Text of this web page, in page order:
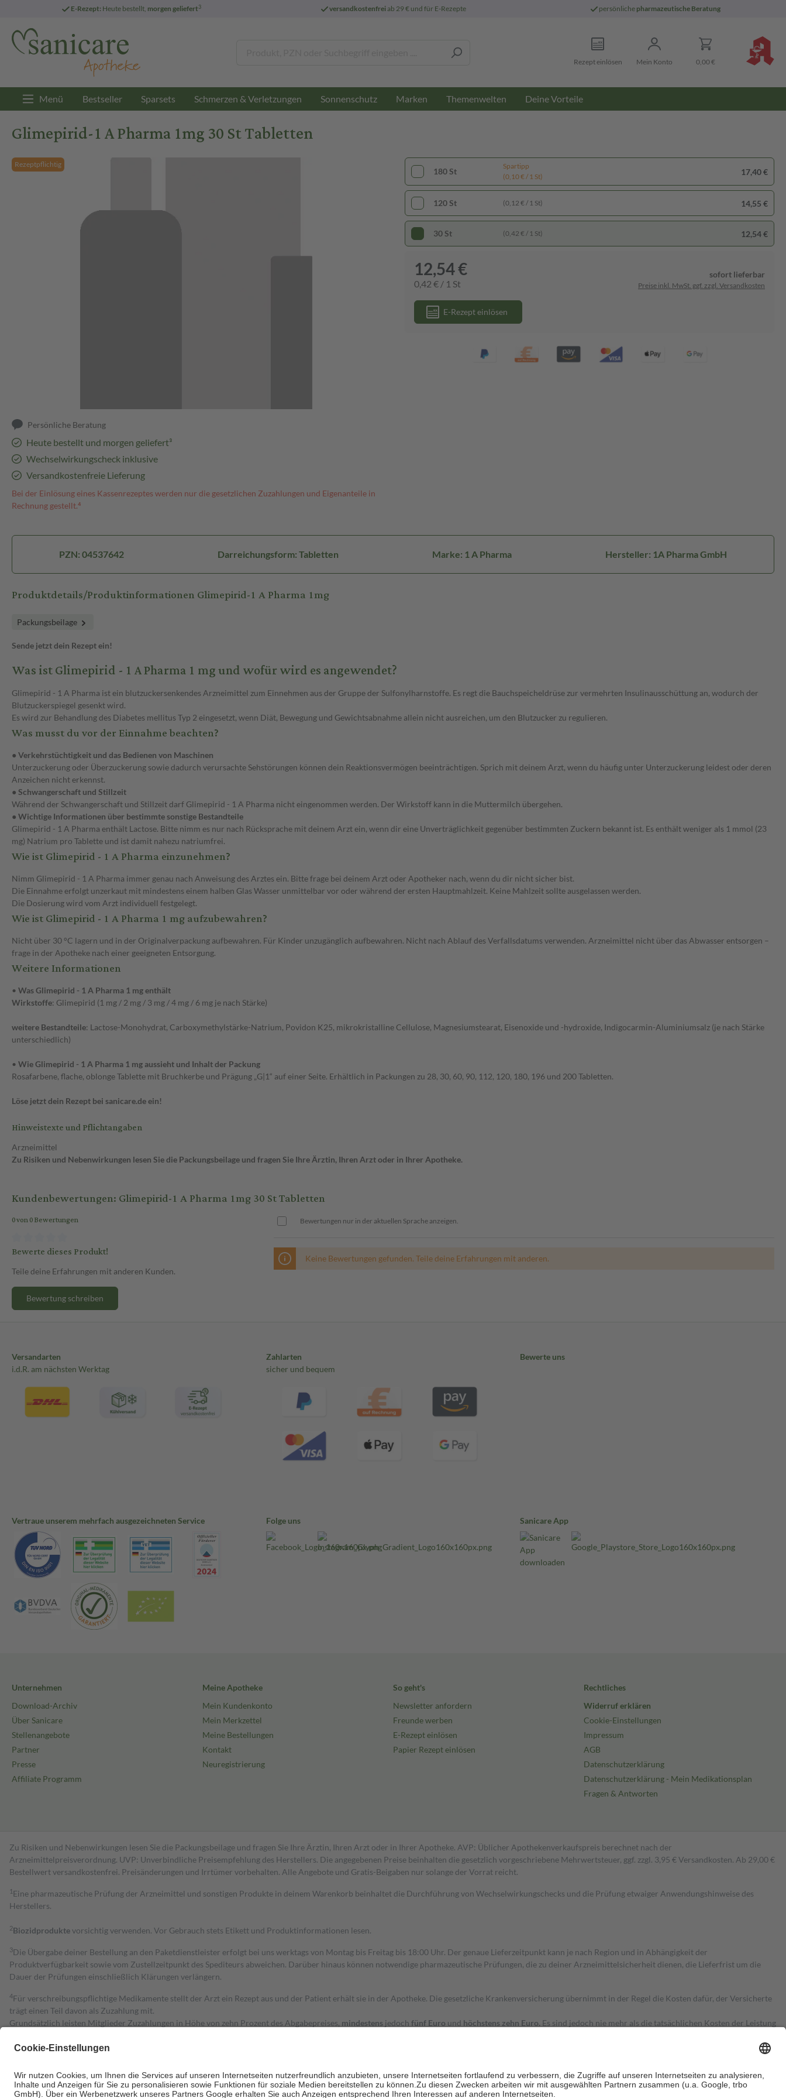
E-Rezept: Heute bestellt, morgen geliefert3 versandkostenfreiab 29 € und für E-Rezepte persönliche pharmazeutische Beratung
Rezept einlösen Mein Konto 0,00 €
Menü Bestseller Sparsets Schmerzen & Verletzungen Sonnenschutz Marken Themenwelten Deine Vorteile
Glimepirid-1 A Pharma 1mg 30 St Tabletten
Rezeptpflichtig
Persönliche Beratung
Heute bestellt und morgen geliefert³
Wechselwirkungscheck inklusive
Versandkostenfreie Lieferung
Bei der Einlösung eines Kassenrezeptes werden nur die gesetzlichen Zuzahlungen und Eigenanteile in
Rechnung gestellt.⁴
180 St
Spartipp
(0,10 € / 1 St)
17,40 €
120 St (0,12 € / 1 St) 14,55 €
30 St (0,42 € / 1 St) 12,54 €
12,54 €
0,42 € / 1 St
sofort lieferbar
Preise inkl. MwSt. ggf. zzgl. Versandkosten
E-Rezept einlösen
PZN: 04537642 Darreichungsform: Tabletten Marke: 1 A Pharma Hersteller: 1A Pharma GmbH
Produktdetails/Produktinformationen Glimepirid-1 A Pharma 1mg
Packungsbeilage
Sende jetzt dein Rezept ein!
Was ist Glimepirid - 1 A Pharma 1 mg und wofür wird es angewendet?
Glimepirid - 1 A Pharma ist ein blutzuckersenkendes Arzneimittel zum Einnehmen aus der Gruppe der Sulfonylharnstoffe. Es regt die Bauchspeicheldrüse zur vermehrten Insulinausschüttung an, wodurch der
Blutzuckerspiegel gesenkt wird.
Es wird zur Behandlung des Diabetes mellitus Typ 2 eingesetzt, wenn Diät, Bewegung und Gewichtsabnahme allein nicht ausreichen, um den Blutzucker zu regulieren.
Was musst du vor der Einnahme beachten?
● Verkehrstüchtigkeit und das Bedienen von Maschinen
Unterzuckerung oder Überzuckerung sowie dadurch verursachte Sehstörungen können dein Reaktionsvermögen beeinträchtigen. Sprich mit deinem Arzt, wenn du häufig unter Unterzuckerung leidest oder deren
Anzeichen nicht erkennst.
● Schwangerschaft und Stillzeit
Während der Schwangerschaft und Stillzeit darf Glimepirid - 1 A Pharma nicht eingenommen werden. Der Wirkstoff kann in die Muttermilch übergehen.
● Wichtige Informationen über bestimmte sonstige Bestandteile
Glimepirid - 1 A Pharma enthält Lactose. Bitte nimm es nur nach Rücksprache mit deinem Arzt ein, wenn dir eine Unverträglichkeit gegenüber bestimmten Zuckern bekannt ist. Es enthält weniger als 1 mmol (23
mg) Natrium pro Tablette und ist damit nahezu natriumfrei.
Wie ist Glimepirid - 1 A Pharma einzunehmen?
Nimm Glimepirid - 1 A Pharma immer genau nach Anweisung des Arztes ein. Bitte frage bei deinem Arzt oder Apotheker nach, wenn du dir nicht sicher bist.
Die Einnahme erfolgt unzerkaut mit mindestens einem halben Glas Wasser unmittelbar vor oder während der ersten Hauptmahlzeit. Keine Mahlzeit sollte ausgelassen werden.
Die Dosierung wird vom Arzt individuell festgelegt.
Wie ist Glimepirid - 1 A Pharma 1 mg aufzubewahren?
Nicht über 30 °C lagern und in der Originalverpackung aufbewahren. Für Kinder unzugänglich aufbewahren. Nicht nach Ablauf des Verfallsdatums verwenden. Arzneimittel nicht über das Abwasser entsorgen –
frage in der Apotheke nach einer geeigneten Entsorgung.
Weitere Informationen
• Was Glimepirid - 1 A Pharma 1 mg enthält
Wirkstoffe: Glimepirid (1 mg / 2 mg / 3 mg / 4 mg / 6 mg je nach Stärke)
weitere Bestandteile: Lactose-Monohydrat, Carboxymethylstärke-Natrium, Povidon K25, mikrokristalline Cellulose, Magnesiumstearat, Eisenoxide und -hydroxide, Indigocarmin-Aluminiumsalz (je nach Stärke
unterschiedlich)
• Wie Glimepirid - 1 A Pharma 1 mg aussieht und Inhalt der Packung
Rosafarbene, flache, oblonge Tablette mit Bruchkerbe und Prägung „G|1“ auf einer Seite. Erhältlich in Packungen zu 28, 30, 60, 90, 112, 120, 180, 196 und 200 Tabletten.
Löse jetzt dein Rezept bei sanicare.de ein!
Hinweistexte und Pflichtangaben
Arzneimittel
Zu Risiken und Nebenwirkungen lesen Sie die Packungsbeilage und fragen Sie Ihre Ärztin, Ihren Arzt oder in Ihrer Apotheke.
Kundenbewertungen: Glimepirid-1 A Pharma 1mg 30 St Tabletten
0 von 0 Bewertungen
Bewerte dieses Produkt!
Teile deine Erfahrungen mit anderen Kunden.
Bewertung schreiben
Bewertungen nur in der aktuellen Sprache anzeigen.
Keine Bewertungen gefunden. Teile deine Erfahrungen mit anderen.
Versandarten
i.d.R. am nächsten Werktag
Zahlarten
sicher und bequem
Bewerte uns
Vertraue unserem mehrfach ausgezeichneten Service Folge uns Sanicare App
Unternehmen
Download-Archiv
Über Sanicare
Stellenangebote
Partner
Presse
Affiliate Programm
Meine Apotheke
Mein Kundenkonto
Mein Merkzettel
Meine Bestellungen
Kontakt
Neuregistrierung
So geht's
Newsletter anfordern
Freunde werben
E-Rezept einlösen
Papier Rezept einlösen
Rechtliches
Widerruf erklären
Cookie-Einstellungen
Impressum
AGB
Datenschutzerklärung
Datenschutzerklärung - Mein Medikationsplan
Fragen & Antworten
Zu Risiken und Nebenwirkungen lesen Sie die Packungsbeilage und fragen Sie Ihre Ärztin, Ihren Arzt oder in Ihrer Apotheke. AVP: Üblicher Apothekenverkaufspreis berechnet nach der
Arzneimittelpreisverordnung. UVP: Unverbindliche Preisempfehlung des Herstellers. Die angegebenen Preise beinhalten die gesetzlich vorgeschriebene Mehrwertsteuer, ggf. zzgl. 3,95 € Versandkosten. Ab 29,00 €
Bestell­wert versand­kosten­frei. Preisänderungen und Irrtümer vorbehalten. Alle Angebote und Gratis-Beigaben nur solange der Vorrat reicht.
1 Eine pharmazeutische Prüfung der Arzneimittel und sonstigen Produkte in deinem Warenkorb beinhaltet die Durchführung von Wechselwirkungschecks und die Prüfung etwaiger Anwendungshinweise des
Herstellers.
2Biozidproduktevorsichtig verwenden. Vor Gebrauch stets Etikett und Produktinformationen lesen.
3Die Übergabe deiner Bestellung an den Paketdienstleister erfolgt bei uns werktags von Montag bis Freitag bis 18:00 Uhr. Der genaue Lieferzeitpunkt kann je nach Region und in Abhängigkeit der
Produktverfügbarkeit sowie vom Zustellzeitpunkt des Spediteurs abweichen. Darüber hinaus können notwendige pharmazeutische Prüfungen, die zu deiner Arzneimittelsicherheit dienen, die Lieferfrist um die
Dauer der Prüfungen einschließlich Klärungen verlängern.
4Für verschreibungspflichtige Medikamente stellt der Arzt ein Rezept aus und der Patient erhält sie in der Apotheke. Die gesetzliche Krankenversicherung übernimmt in der Regel die Kosten dafür, der Versicherte
trägt einen Teil davon als Zuzahlung mit.
Grundsätzlich leisten Mitglieder Zuzahlungen in Höhe von zehn Prozent des Abgabepreises, mindestens jedoch fünf Euro und höchstens zehn Euro. Es sind jedoch nie mehr als die tatsächlichen Kosten der Leistung
Diese Regeln gelten grundsätzlich auch für Online-Apotheken.
Um das Engagement der Versicherten für ihre eigene Gesundheit zu stärken und die besondere Stellung der Familie zu unterstützen, fallenkeine Zuzahlungen an bei:
• Kindern und Jugendlichen bis zum vollendeten 18. Lebensjahr mit Ausnahme der Fahrkosten